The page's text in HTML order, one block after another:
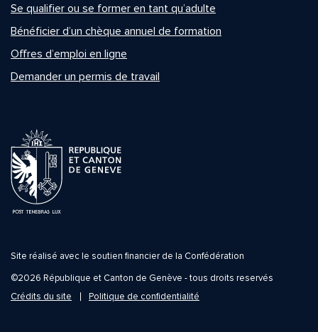
Se qualifier ou se former en tant qu’adulte
Bénéficier d’un chèque annuel de formation
Offres d’emploi en ligne
Demander un permis de travail
Site réalisé avec le soutien financier de la Confédération
©2026 République et Canton de Genève - tous droits reservés
Crédits du site
Politique de confidentialité